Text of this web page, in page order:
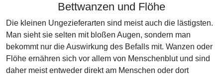
Bettwanzen und Flöhe
Die kleinen Ungezieferarten sind meist auch die lästigsten.
Man sieht sie selten mit bloßen Augen, sondern man
bekommt nur die Auswirkung des Befalls mit. Wanzen oder
Flöhe ernähren sich vor allem von Menschenblut und sind
daher meist entweder direkt am Menschen oder dort